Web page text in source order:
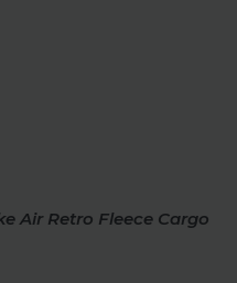
Air Retro Fleece Cargo